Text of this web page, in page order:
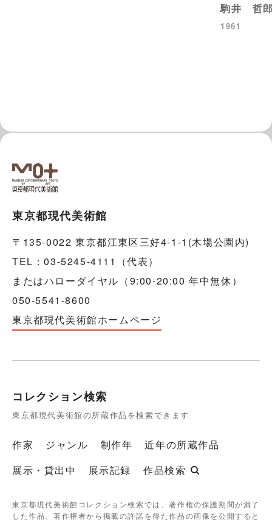
駒井 哲
1961
東京都現代美術館
〒135-0022 東京都江東区三好4-1-1(木場公園内)
TEL：03-5245-4111（代表）
またはハローダイヤル（9:00-20:00 年中無休）
050-5541-8600
東京都現代美術館ホームページ
コレクション検索
東京都現代美術館の所蔵作品を検索できます
作家 ジャンル 制作年
近年の所蔵作品
展示・貸出中
展示記録 作品検索
東京都現代美術館コレクション検索では、著作権の保護期間が満了
した作品、著作権者から掲載の許諾を得た作品の画像を公開すると